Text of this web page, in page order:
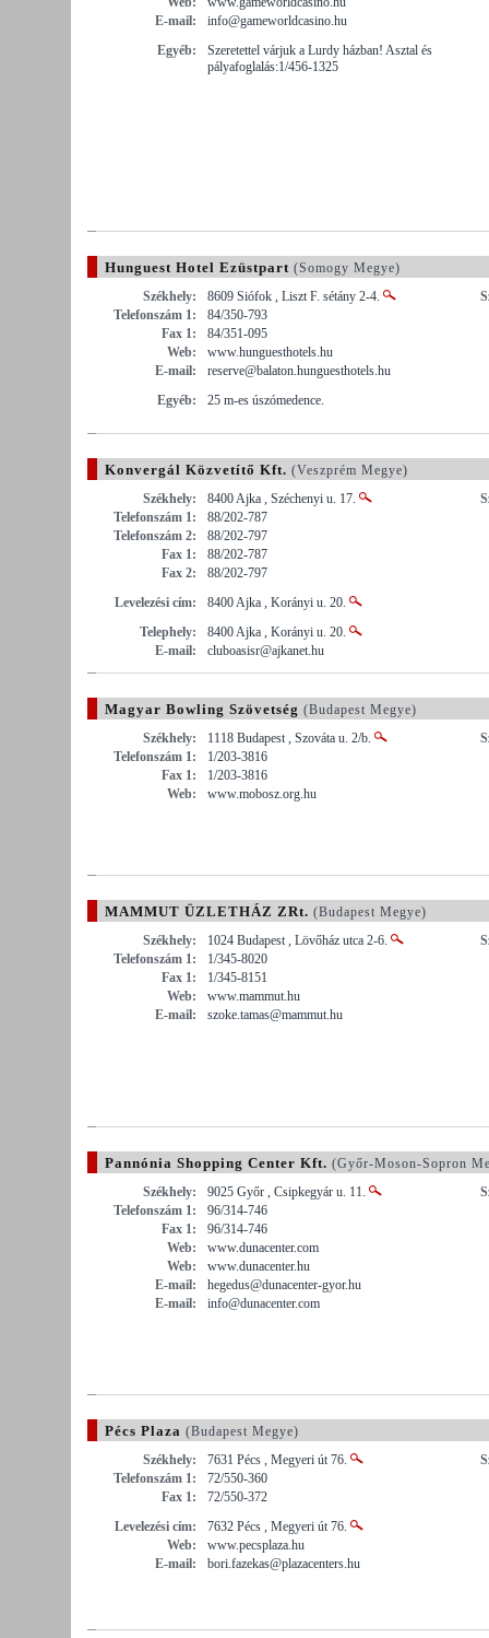
E-mail:
info@gameworldcasino.hu
Egyéb:
Szeretettel várjuk a Lurdy házban! Asztal és
pályafoglalás:1/456-1325
Hunguest Hotel Ezüstpart (Somogy Megye)
Székhely:
8609 Siófok , Liszt F. sétány 2-4.
Telefonszám 1:
84/350-793
Fax 1:
84/351-095
Web:
www.hunguesthotels.hu
E-mail:
reserve@balaton.hunguesthotels.hu
Egyéb:
25 m-es úszómedence.
Konvergál Közvetítő Kft. (Veszprém Megye)
Székhely:
8400 Ajka , Széchenyi u. 17.
Telefonszám 1:
88/202-787
Telefonszám 2:
88/202-797
Fax 1:
88/202-787
Fax 2:
88/202-797
Levelezési cím:
8400 Ajka , Korányi u. 20.
Telephely:
8400 Ajka , Korányi u. 20.
E-mail:
cluboasisr@ajkanet.hu
Magyar Bowling Szövetség (Budapest Megye)
Székhely:
1118 Budapest , Szováta u. 2/b.
Telefonszám 1:
1/203-3816
Fax 1:
1/203-3816
Web:
www.mobosz.org.hu
MAMMUT ÜZLETHÁZ ZRt. (Budapest Megye)
Székhely:
1024 Budapest , Lövőház utca 2-6.
Telefonszám 1:
1/345-8020
Fax 1:
1/345-8151
Web:
www.mammut.hu
E-mail:
szoke.tamas@mammut.hu
Pannónia Shopping Center Kft. (Győr-Moson-Sopron
Székhely:
9025 Győr , Csipkegyár u. 11.
Telefonszám 1:
96/314-746
Fax 1:
96/314-746
Web:
www.dunacenter.com
Web:
www.dunacenter.hu
E-mail:
hegedus@dunacenter-gyor.hu
E-mail:
info@dunacenter.com
Pécs Plaza (Budapest Megye)
Székhely:
7631 Pécs , Megyeri út 76.
Telefonszám 1:
72/550-360
Fax 1:
72/550-372
Levelezési cím:
7632 Pécs , Megyeri út 76.
Web:
www.pecsplaza.hu
E-mail:
bori.fazekas@plazacenters.hu